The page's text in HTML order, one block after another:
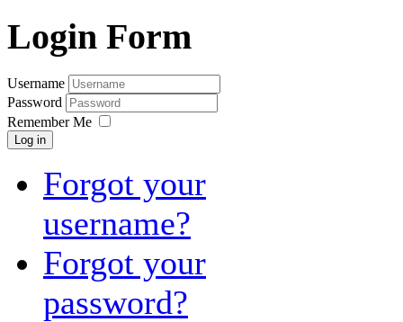
Login Form
Username
Password
Remember Me
Log in
Forgot your
username?
Forgot your
password?